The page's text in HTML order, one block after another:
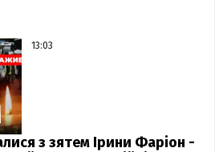
13:03
з зятем Ірини Фаріон -